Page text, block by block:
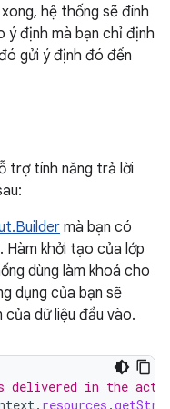
hệ thống sẽ đính
ý định mà bạn chỉ định
gửi ý định đó đến
trợ tính năng trả lời
mà bạn có
khởi tạo của lớp
dùng làm khoá cho
dụng của bạn sẽ
dữ liệu đầu vào.
delivered in the
. resources .